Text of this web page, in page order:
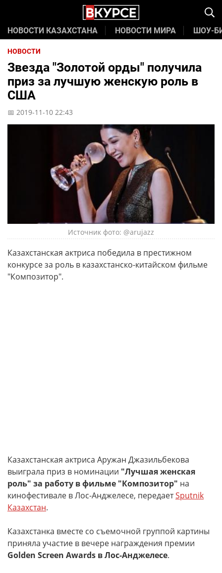
НОВОСТИ КАЗАХСТАНА НОВОСТИ МИРА ШОУ-
НОВОСТИ
Звезда "Золотой орды" получила
приз за лучшую женскую роль в
США
📅 2019-11-10 22:43
Источник фото: @arujazz
Казахстанская актриса победила в престижном
конкурсе за роль в казахстанско-китайском фильме
"Композитор".
Казахстанская актриса Аружан Джазильбекова
выиграла приз в номинации "Лучшая женская
роль" за работу в фильме "Композитор" на
кинофестивале в Лос-Анджелесе, передаетSputnik
Казахстан.
Казахстанка вместе со съемочной группой картины
приняла участие в вечере награждения премии
Golden Screen Awards в Лос-Анджелесе.